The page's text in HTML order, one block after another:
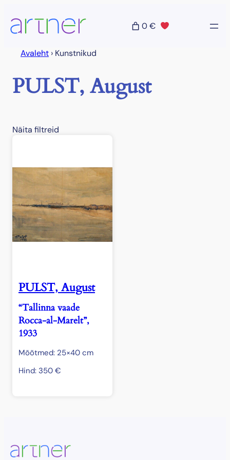
sisu
juurde
0 €
Avaleht › Kunstnikud
PULST, August
Näita filtreid
PULST, August
“Tallinna vaade
Rocca-al-Marelt”,
1933
Mõõtmed: 25×40 cm
Hind: 350 €